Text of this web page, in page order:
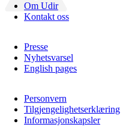
Om Udir
Kontakt oss
Presse
Nyhetsvarsel
English pages
Personvern
Tilgjengelighetserklæring
Informasjonskapsler